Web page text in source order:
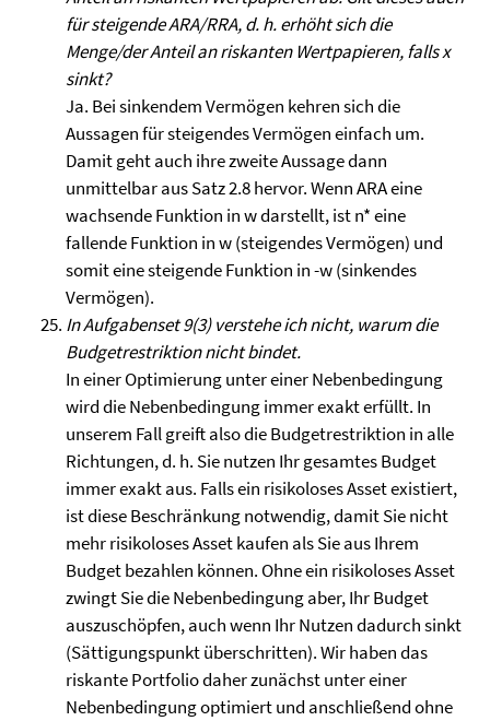
für steigende ARA/RRA, d. h. erhöht sich die
Menge/der Anteil an riskanten Wertpapieren, falls x
sinkt?
Ja. Bei sinkendem Vermögen kehren sich die
Aussagen für steigendes Vermögen einfach um.
Damit geht auch ihre zweite Aussage dann
unmittelbar aus Satz 2.8 hervor. Wenn ARA eine
wachsende Funktion in w darstellt, ist n* eine
fallende Funktion in w (steigendes Vermögen) und
somit eine steigende Funktion in -w (sinkendes
Vermögen).
In Aufgabenset 9(3) verstehe ich nicht, warum die
Budgetrestriktion nicht bindet.
In einer Optimierung unter einer Nebenbedingung
wird die Nebenbedingung immer exakt erfüllt. In
unserem Fall greift also die Budgetrestriktion in alle
Richtungen, d. h. Sie nutzen Ihr gesamtes Budget
immer exakt aus. Falls ein risikoloses Asset existiert,
ist diese Beschränkung notwendig, damit Sie nicht
mehr risikoloses Asset kaufen als Sie aus Ihrem
Budget bezahlen können. Ohne ein risikoloses Asset
zwingt Sie die Nebenbedingung aber, Ihr Budget
auszuschöpfen, auch wenn Ihr Nutzen dadurch sinkt
(Sättigungspunkt überschritten). Wir haben das
riskante Portfolio daher zunächst unter einer
Nebenbedingung optimiert und anschließend ohne